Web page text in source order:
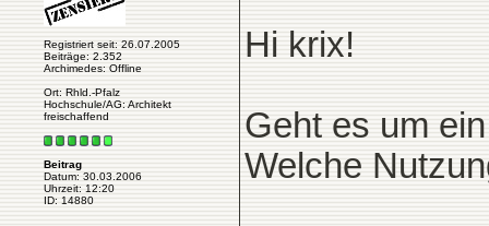
Registriert seit: 26.07.2005
Beiträge: 2.352
Archimedes: Offline
Ort: Rhld.-Pfalz
Hochschule/AG: Architekt
freischaffend
Beitrag
Datum: 30.03.2006
Uhrzeit: 12:20
ID: 14880
Hi krix!
Geht es um
Welche